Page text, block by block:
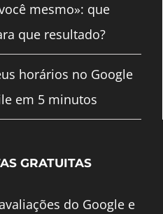
mesmo»: que
que resultado?
horários no Google
em 5 minutos
GRATUITAS
do Google e